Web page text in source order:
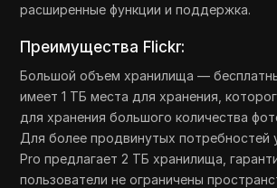
расширенные функции и поддержка.
Преимущества Flickr:
Большой объем хранилища —
имеет 1 ТБ места для хранения,
для хранения большого количества
Для более продвинутых потребностей
Pro предлагает 2 ТБ хранилища,
пользователи не ограничены